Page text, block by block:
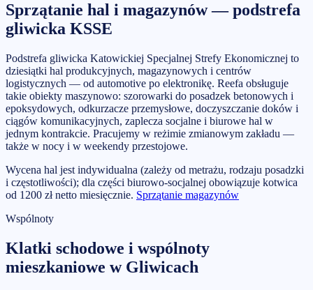
Sprzątanie hal i magazynów — podstrefa
gliwicka KSSE
Podstrefa gliwicka Katowickiej Specjalnej Strefy Ekonomicznej to
dziesiątki hal produkcyjnych, magazynowych i centrów
logistycznych — od automotive po elektronikę. Reefa obsługuje
takie obiekty maszynowo: szorowarki do posadzek betonowych i
epoksydowych, odkurzacze przemysłowe, doczyszczanie doków i
ciągów komunikacyjnych, zaplecza socjalne i biurowe hal w
jednym kontrakcie. Pracujemy w reżimie zmianowym zakładu —
także w nocy i w weekendy przestojowe.
Wycena hal jest indywidualna (zależy od metrażu, rodzaju posadzki
i częstotliwości); dla części biurowo-socjalnej obowiązuje kotwica
od 1200 zł netto miesięcznie. Sprzątanie magazynów
Wspólnoty
Klatki schodowe i wspólnoty
mieszkaniowe w Gliwicach